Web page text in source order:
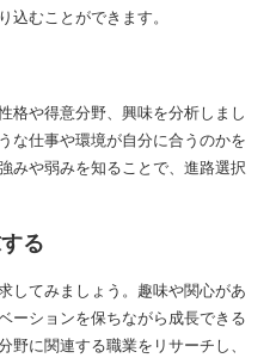
むことができます。
格や得意分野、興味を分析しまし
な仕事や環境が自分に合うのかを
みや弱みを知ることで、進路選択
る
してみましょう。趣味や関心があ
ーションを保ちながら成長できる
に関連する職業をリサーチし、